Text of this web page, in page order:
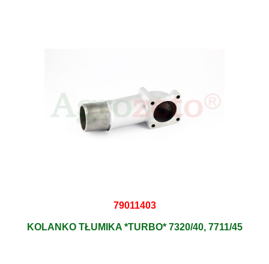
79011403
KOLANKO TŁUMIKA *TURBO* 7320/40, 7711/45